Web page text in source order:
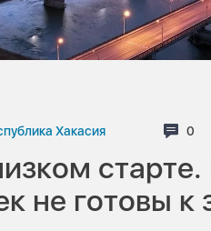
Хакасия 0
старте.
не готовы к